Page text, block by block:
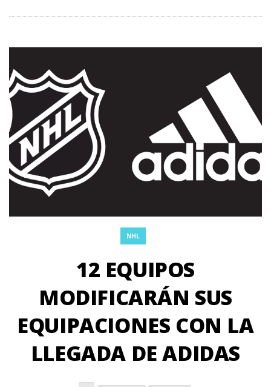
NHL
12 EQUIPOS
MODIFICARÁN SUS
EQUIPACIONES CON LA
LLEGADA DE ADIDAS